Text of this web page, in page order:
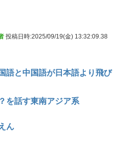
投稿日時:2025/09/19(金) 13:32:09.38
語と中国語が日本語より飛び
を話す東南アジア系
ん